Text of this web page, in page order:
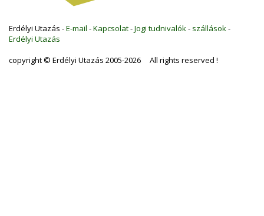
Erdélyi Utazás -E-mail -Kapcsolat-Jogi tudnivalók - szállások -
Erdélyi Utazás
copyright © Erdélyi Utazás 2005-2026 All rights reserved !